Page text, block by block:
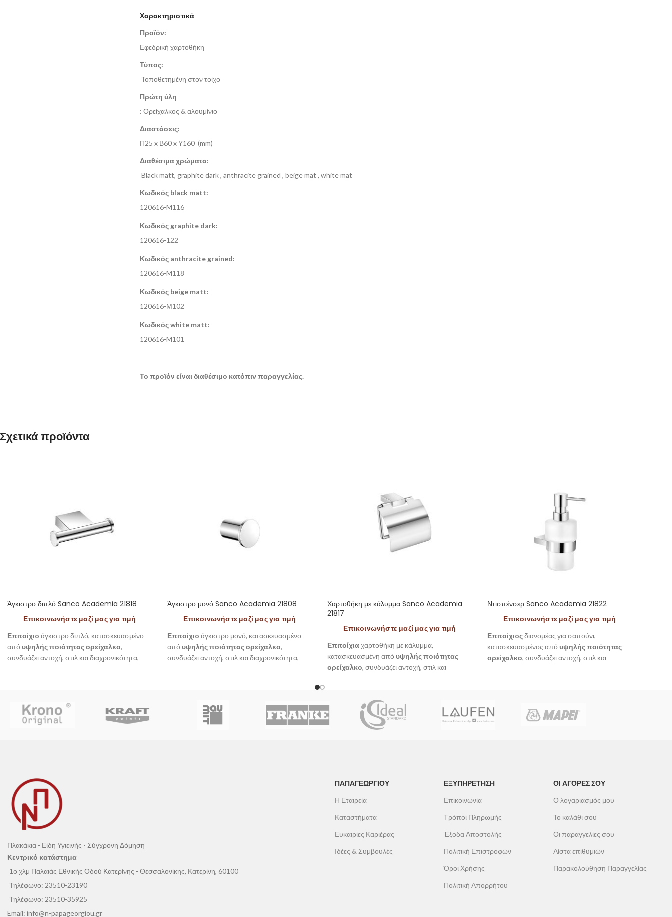
Χαρακτηριστικά
Προϊόν:
Εφεδρική χαρτοθήκη
Τύπος:
Τοποθετημένη στον τοίχο
Πρώτη ύλη
: Ορείχαλκος & αλουμίνιο
Διαστάσεις:
Π25 x Β60 x Υ160 (mm)
Διαθέσιμα χρώματα:
Black matt, graphite dark , anthracite grained , beige mat , white mat
Κωδικός black matt:
120616-M116
Κωδικός graphite dark:
120616-122
Κωδικός anthracite grained:
120616-M118
Κωδικός beige matt:
120616-Μ102
Κωδικός white matt:
120616-M101
Το προϊόν είναι διαθέσιμο κατόπιν παραγγελίας.
Σχετικά προϊόντα
Άγκιστρο διπλό Sanco Academia 21818
Επικοινωνήστε μαζί μας για τιμή
Επιτοίχιo άγκιστρο διπλό, κατασκευασμένο
από υψηλής ποιότητας ορείχαλκο,
συνδυάζει αντοχή, στιλ και διαχρονικότητα,
Άγκιστρο μονό Sanco Academia 21808
Επικοινωνήστε μαζί μας για τιμή
Επιτοίχιo άγκιστρο μονό, κατασκευασμένο
από υψηλής ποιότητας ορείχαλκο,
συνδυάζει αντοχή, στιλ και διαχρονικότητα,
Χαρτοθήκη με κάλυμμα Sanco Academia
21817
Επικοινωνήστε μαζί μας για τιμή
Επιτοίχιαχαρτοθήκη με κάλυμμα,
κατασκευασμένη από υψηλής ποιότητας
ορείχαλκο, συνδυάζει αντοχή, στιλ και
Ντισπένσερ Sanco Academia 21822
Επικοινωνήστε μαζί μας για τιμή
Επιτοίχιoςδιανομέας για σαπούνι,
κατασκευασμένος από υψηλής ποιότητας
ορείχαλκο, συνδυάζει αντοχή, στιλ και
Πλακάκια - Είδη Υγιεινής - Σύγχρονη Δόμηση
Κεντρικό κατάστημα
1ο χλμ Παλαιάς Εθνικής Οδού Κατερίνης - Θεσσαλονίκης, Κατερίνη, 60100
Τηλέφωνο: 23510-23190
Τηλέφωνο: 23510-35925
Email: info@n-papageorgiou.gr
ΠΑΠΑΓΕΩΡΓΊΟΥ
Η Εταιρεία
Καταστήματα
Ευκαιρίες Καριέρας
Ιδέες & Συμβουλές
ΕΞΥΠΗΡΕΤΗΣΗ
Επικοινωνία
Τρόποι Πληρωμής
Έξοδα Αποστολής
Πολιτική Επιστροφών
Όροι Χρήσης
Πολιτική Απορρήτου
ΟΙ ΑΓΟΡΕΣ ΣΟΥ
Ο λογαριασμός μου
Το καλάθι σου
Οι παραγγελίες σου
Λίστα επιθυμιών
Παρακολούθηση Παραγγελίας